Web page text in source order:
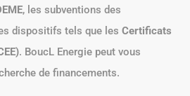
, les subventions des
dispositifs tels que les Certificats
. BoucL Energie peut vous
de financements.